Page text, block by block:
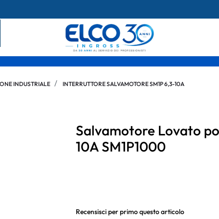
INDUSTRIALE INTERRUTTORE SALVAMOTORE SM1P 6,3-10A
Salvamotore Lovato
10A SM1P1000
Recensisci per primo questo articolo